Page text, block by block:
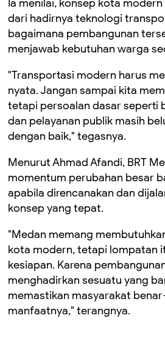
Ia menilai, konsep kota
dari hadirnya teknologi
bagaimana pembangunan
menjawab kebutuhan warga
"Transportasi modern harus
nyata. Jangan sampai kita
tetapi persoalan dasar seperti
dan pelayanan publik masih
dengan baik," tegasnya.
Menurut Ahmad Afandi, BRT
momentum perubahan besar
apabila direncanakan dan
konsep yang tepat.
"Medan memang
kota modern, tetapi lompatan
kesiapan. Karena
menghadirkan sesuatu yang
memastikan masyarakat
manfaatnya," terangnya.